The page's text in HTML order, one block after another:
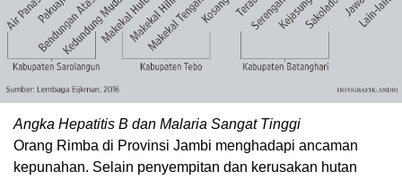
Angka Hepatitis B dan Malaria Sangat Tinggi
Orang Rimba di Provinsi Jambi menghadapi ancaman
kepunahan. Selain penyempitan dan kerusakan hutan